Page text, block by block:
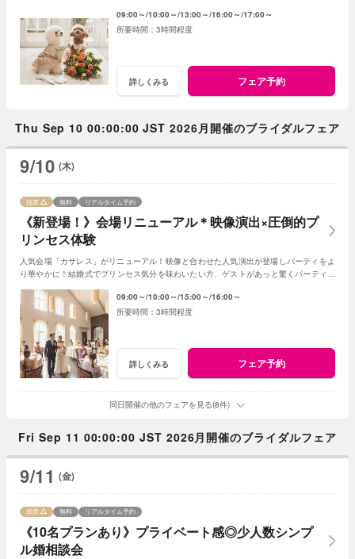
09:00～ 10:00～ 13:00～ 16:00～ 17:00～
3時間程度
詳しくみる フェア予約
Thu Sep 10 00:00:00 JST 2026月開催のブライダルフェア
9/10 (木)
《新登場！》会場リニューアル＊映像演出×圧倒的プ
リンセス体験
残席 無料 リアルタイム予約
人気会場「カサレス」がリニューアル！映像と合わせた人気演出が登場しパーティをよ
り華やかに！結婚式でプリンセス気分を味わいたい方、ゲストがあっと驚くパーティを
09:00～ 10:00～ 15:00～ 16:00～
3時間程度
詳しくみる フェア予約
同日開催の他のフェアを見る(8件)
Fri Sep 11 00:00:00 JST 2026月開催のブライダルフェア
9/11 (金)
《10名プランあり》プライベート感◎少人数シンプ
ル婚相談会
残席 無料 リアルタイム予約